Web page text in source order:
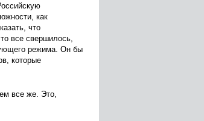
как
что
все свершилось,
режима. Он бы
которые
все же. Это,